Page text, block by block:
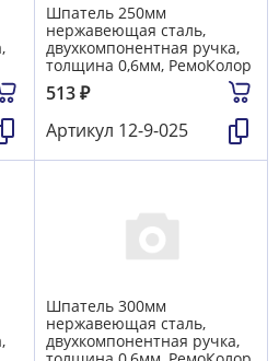
Шпатель 250мм
нержавеющая сталь,
двухкомпонентная ручка,
толщина 0,6мм, РемоКолор
513₽
Артикул 12-9-025
Шпатель 300мм
нержавеющая сталь,
двухкомпонентная ручка,